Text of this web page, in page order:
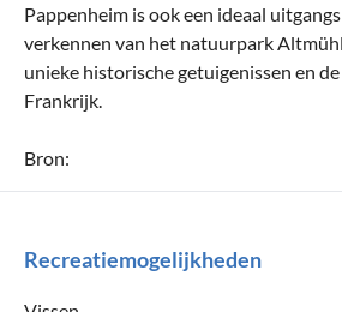
Pappenheim is ook een ideaal
verkennen van het natuurpark
unieke historische getuigenissen en
Frankrijk.
Bron:
Recreatiemogelijkheden